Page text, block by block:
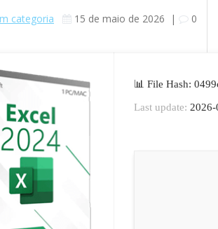
categoria 15 de maio de 2026 | 0
📊 File Hash:
Last update: